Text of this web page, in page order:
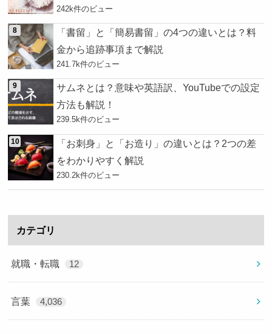
242k件のビュー
「書留」と「簡易書留」の4つの違いとは？料
金から追跡事項まで解説
241.7k件のビュー
サムネとは？意味や英語訳、YouTubeでの設定
方法も解説！
239.5k件のビュー
「お刺身」と「お造り」の違いとは？2つの差
をわかりやすく解説
230.2k件のビュー
カテゴリ
就職・転職 12
言葉 4,036